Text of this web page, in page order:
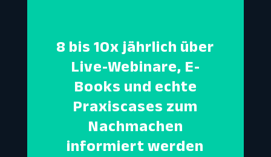
8 bis 10x jährlich über
Live-Webinare, E-
Books und echte
Praxiscases zum
Nachmachen
informiert werden